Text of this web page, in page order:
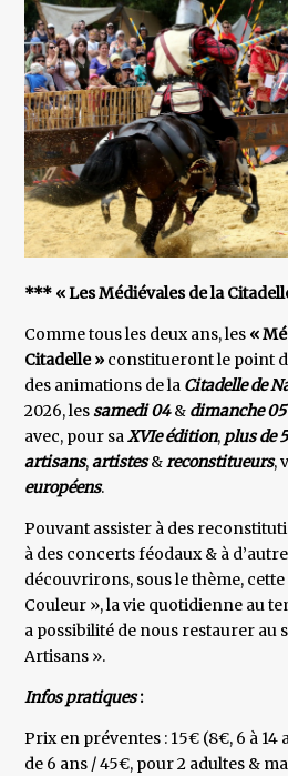
*** « Les Médiévales de la
Comme tous les deux ans, les «
Citadelle » constitueront le point
des animations de la Citadelle de
2026, lessamedi 04& dimanche
avec, pour saXVIe édition, plus de
artisans,artistes&reconstitueurs,
européens.
Pouvant assister à des
à des concerts féodaux & à
découvrirons, sous le thème, cette
Couleur », la vie quotidienne au
a possibilité de nous restaurer au
Artisans ».
Infos pratiques:
Prix en préventes : 15€ (8€, 6 à
de 6 ans / 45€, pour 2 adultes &